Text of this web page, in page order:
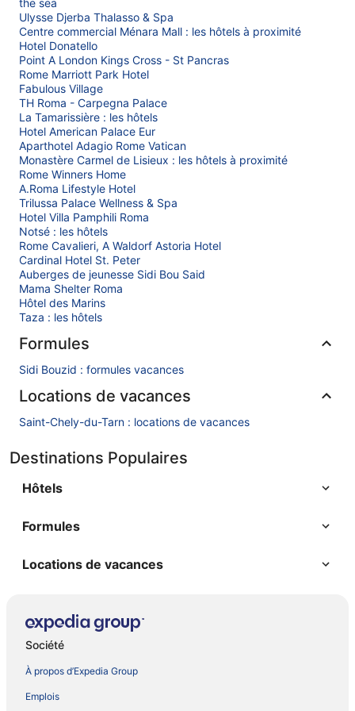
the sea
Ulysse Djerba Thalasso & Spa
Centre commercial Ménara Mall : les hôtels à proximité
Hotel Donatello
Point A London Kings Cross - St Pancras
Rome Marriott Park Hotel
Fabulous Village
TH Roma - Carpegna Palace
La Tamarissière : les hôtels
Hotel American Palace Eur
Aparthotel Adagio Rome Vatican
Monastère Carmel de Lisieux : les hôtels à proximité
Rome Winners Home
A.Roma Lifestyle Hotel
Trilussa Palace Wellness & Spa
Hotel Villa Pamphili Roma
Notsé : les hôtels
Rome Cavalieri, A Waldorf Astoria Hotel
Cardinal Hotel St. Peter
Auberges de jeunesse Sidi Bou Said
Mama Shelter Roma
Hôtel des Marins
Taza : les hôtels
Formules
Sidi Bouzid : formules vacances
Locations de vacances
Saint-Chely-du-Tarn : locations de vacances
Destinations Populaires
Hôtels
Formules
Locations de vacances
Société
À propos d’Expedia Group
Emplois